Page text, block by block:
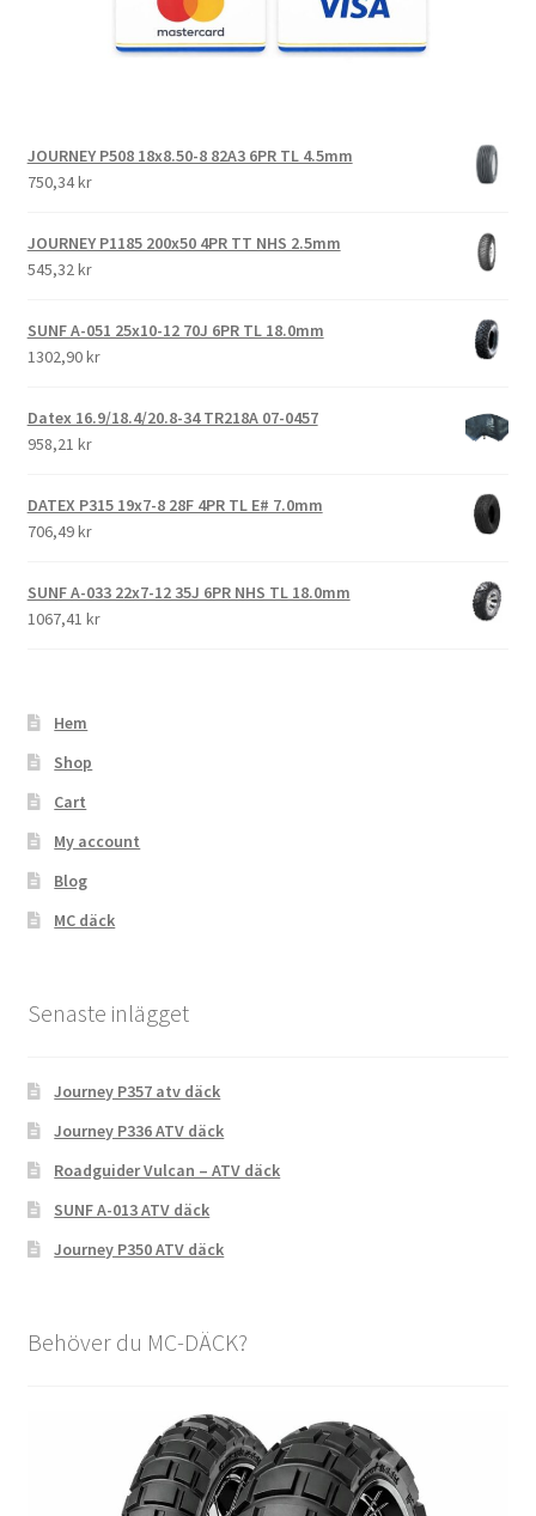
JOURNEY P508 18x8.50-8 82A3 6PR TL 4.5mm
750,34 kr
JOURNEY P1185 200x50 4PR TT NHS 2.5mm
545,32 kr
SUNF A-051 25x10-12 70J 6PR TL 18.0mm
1302,90 kr
Datex 16.9/18.4/20.8-34 TR218A 07-0457
958,21 kr
DATEX P315 19x7-8 28F 4PR TL E# 7.0mm
706,49 kr
SUNF A-033 22x7-12 35J 6PR NHS TL 18.0mm
1067,41 kr
Hem
Shop
Cart
My account
Blog
MC däck
Senaste inlägget
Journey P357 atv däck
Journey P336 ATV däck
Roadguider Vulcan – ATV däck
SUNF A-013 ATV däck
Journey P350 ATV däck
Behöver du MC-DÄCK?